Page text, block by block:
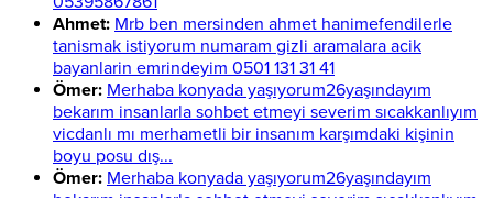
Ahmet: Mrb ben mersinden ahmet hanimefendilerle
tanismak istiyorum numaram gizli aramalara acik
bayanlarin emrindeyim 0501 131 31 41
Ömer: Merhaba konyada yaşıyorum26yaşındayım
bekarım insanlarla sohbet etmeyi severim sıcakkanlıyım
vicdanlı mı merhametli bir insanım karşımdaki kişinin
boyu posu dış...
Ömer: Merhaba konyada yaşıyorum26yaşındayım